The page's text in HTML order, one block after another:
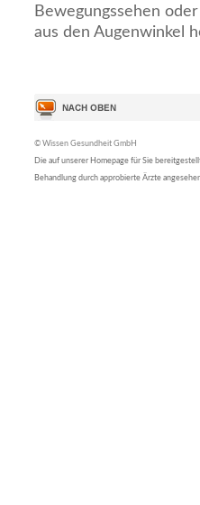
Bewegungssehen
aus den Augenwinkel
© Wissen Gesundheit GmbH
Die auf unserer Homepage für Sie
Behandlung durch approbierte Ärzte